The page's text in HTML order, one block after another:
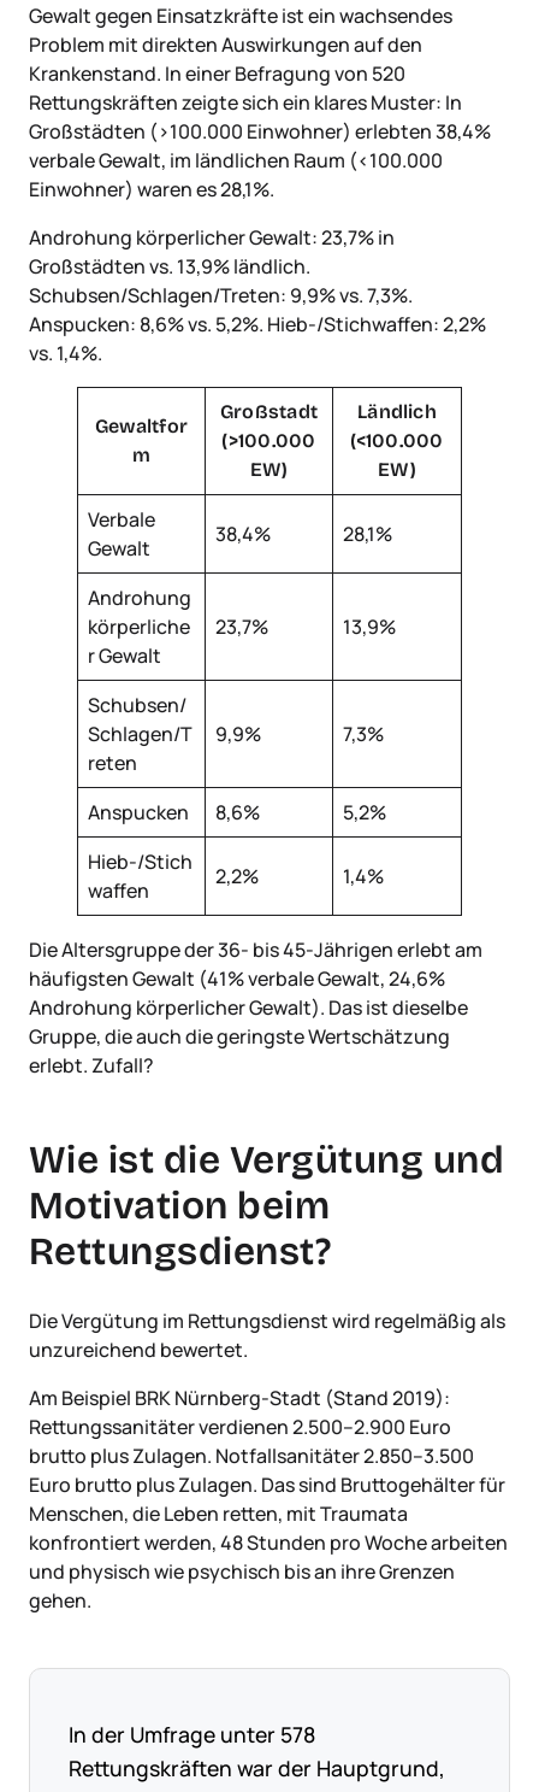
Gewalt gegen Einsatzkräfte ist ein wachsendes
Problem mit direkten Auswirkungen auf den
Krankenstand. In einer Befragung von 520
Rettungskräften zeigte sich ein klares Muster: In
Großstädten (>100.000 Einwohner) erlebten 38,4%
verbale Gewalt, im ländlichen Raum (<100.000
Einwohner) waren es 28,1%.
Androhung körperlicher Gewalt: 23,7% in
Großstädten vs. 13,9% ländlich.
Schubsen/Schlagen/Treten: 9,9% vs. 7,3%.
Anspucken: 8,6% vs. 5,2%. Hieb-/Stichwaffen: 2,2%
vs. 1,4%.
Gewaltfor
m
Großstadt
(>100.000
EW)
Ländlich
(<100.000
EW)
Verbale
Gewalt
38,4% 28,1%
Androhung
körperliche
r Gewalt
23,7% 13,9%
Schubsen/
Schlagen/T
reten
9,9% 7,3%
Anspucken 8,6%
5,2%
Hieb-/Stich
waffen
2,2% 1,4%
Die Altersgruppe der 36- bis 45-Jährigen erlebt am
häufigsten Gewalt (41% verbale Gewalt, 24,6%
Androhung körperlicher Gewalt). Das ist dieselbe
Gruppe, die auch die geringste Wertschätzung
erlebt. Zufall?
Wie ist die Vergütung und
Motivation beim
Rettungsdienst?
Die Vergütung im Rettungsdienst wird regelmäßig als
unzureichend bewertet.
Am Beispiel BRK Nürnberg-Stadt (Stand 2019):
Rettungssanitäter verdienen 2.500–2.900 Euro
brutto plus Zulagen. Notfallsanitäter 2.850–3.500
Euro brutto plus Zulagen. Das sind Bruttogehälter für
Menschen, die Leben retten, mit Traumata
konfrontiert werden, 48 Stunden pro Woche arbeiten
und physisch wie psychisch bis an ihre Grenzen
gehen.
In der Umfrage unter 578
Rettungskräften war der Hauptgrund,